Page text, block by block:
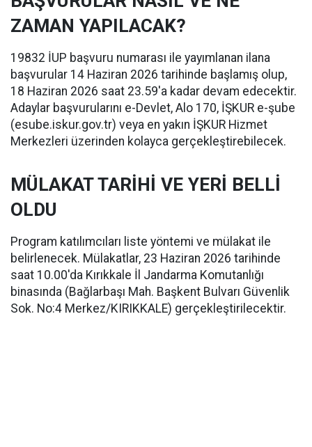
ZAMAN YAPILACAK?
19832 İUP başvuru numarası ile yayımlanan ilana
başvurular 14 Haziran 2026 tarihinde başlamış olup,
18 Haziran 2026 saat 23.59'a kadar devam edecektir.
Adaylar başvurularını e-Devlet, Alo 170, İŞKUR e-şube
(esube.iskur.gov.tr) veya en yakın İŞKUR Hizmet
Merkezleri üzerinden kolayca gerçekleştirebilecek.
MÜLAKAT TARİHİ VE YERİ BELLİ
OLDU
Program katılımcıları liste yöntemi ve mülakat ile
belirlenecek. Mülakatlar, 23 Haziran 2026 tarihinde
saat 10.00'da Kırıkkale İl Jandarma Komutanlığı
binasında (Bağlarbaşı Mah. Başkent Bulvarı Güvenlik
Sok. No:4 Merkez/KIRIKKALE) gerçekleştirilecektir.